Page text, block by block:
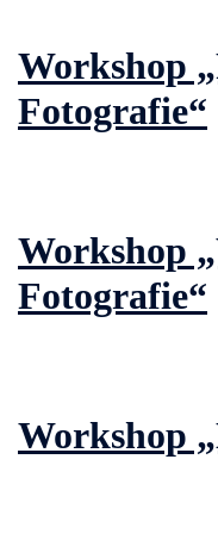
Workshop
Fotografie“
Workshop
Fotografie“
Workshop